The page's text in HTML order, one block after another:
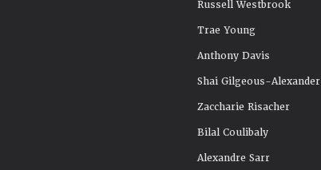
Russell Westbrook
Trae Young
Anthony Davis
Shai Gilgeous-Alexander
Zaccharie Risacher
Bilal Coulibaly
Alexandre Sarr